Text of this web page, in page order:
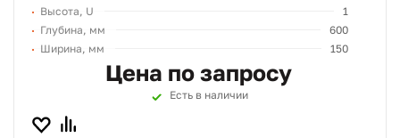
Высота, U
1
Глубина, мм
600
Ширина, мм
150
Цена по запросу
Есть в наличии